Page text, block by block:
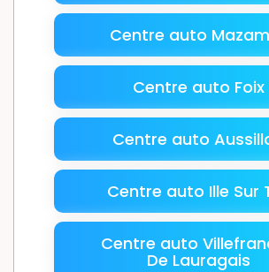
Centre auto
Centre auto Foix
Centre auto
Centre auto Ille Sur
Centre auto
De Lauragais